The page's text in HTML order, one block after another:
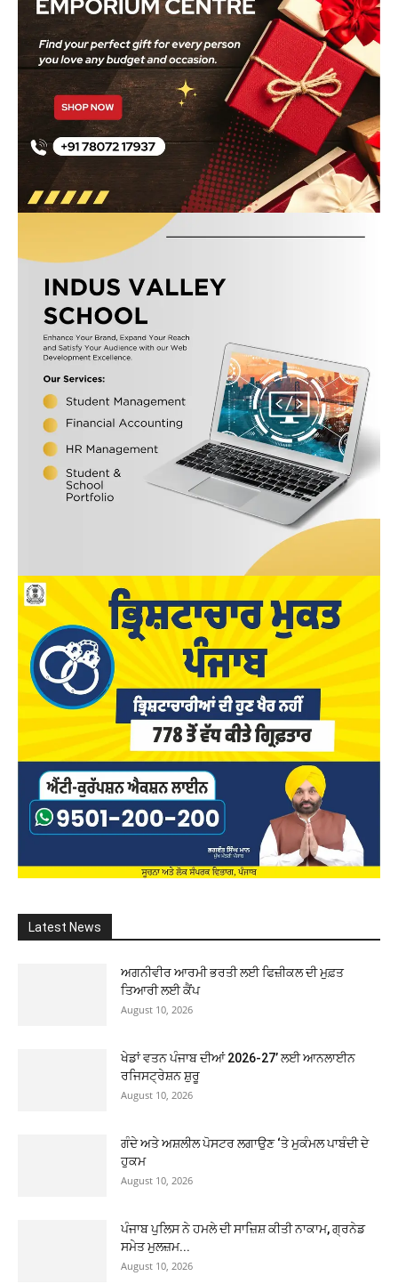
Latest News
ਅਗਨੀਵੀਰ ਆਰਮੀ ਭਰਤੀ ਲਈ ਫਿਜ਼ੀਕਲ ਦੀ ਮੁਫ਼ਤ
ਤਿਆਰੀ ਲਈ ਕੈਂਪ
August 10, 2026
ਖੇਡਾਂ ਵਤਨ ਪੰਜਾਬ ਦੀਆਂ 2026-27’ ਲਈ ਆਨਲਾਈਨ
ਰਜਿਸਟ੍ਰੇਸ਼ਨ ਸ਼ੁਰੂ
August 10, 2026
ਗੰਦੇ ਅਤੇ ਅਸ਼ਲੀਲ ਪੋਸਟਰ ਲਗਾਉਣ ‘ਤੇ ਮੁਕੰਮਲ ਪਾਬੰਦੀ ਦੇ
ਹੁਕਮ
August 10, 2026
ਪੰਜਾਬ ਪੁਲਿਸ ਨੇ ਹਮਲੇ ਦੀ ਸਾਜ਼ਿਸ਼ ਕੀਤੀ ਨਾਕਾਮ, ਗ੍ਰਨੇਡ
ਸਮੇਤ ਮੁਲਜ਼ਮ...
August 10, 2026